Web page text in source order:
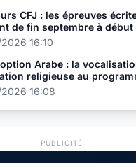
CFJ : les épreuves
de fin septembre à
16:10
option Arabe : la
religieuse au
16:08
PUBLICITÉ